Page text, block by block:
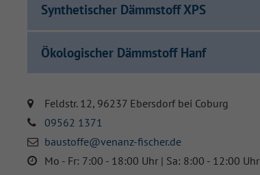
Synthetischer Dämmstoff XPS
Ökologischer Dämmstoff Hanf
Feldstr. 12, 96237 Ebersdorf bei Coburg
09562 1371
baustoffe@venanz-fischer.de
Mo - Fr: 7:00 - 18:00 Uhr | Sa: 8:00 - 12:00 Uhr